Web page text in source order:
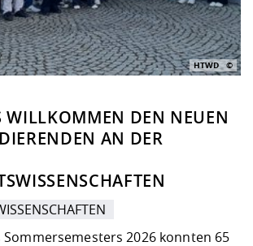
WILLKOMMEN DEN NEUEN
AN DER
Sommersemesters 2026 konnten 65
HTWD